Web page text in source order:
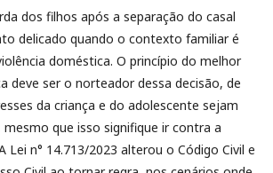
dos filhos após a separação do casal
delicado quando o contexto familiar é
doméstica. O princípio do melhor
deve ser o norteador dessa decisão, de
da criança e do adolescente sejam
que isso signifique ir contra a
Lei n° 14.713/2023 alterou o Código Civil e